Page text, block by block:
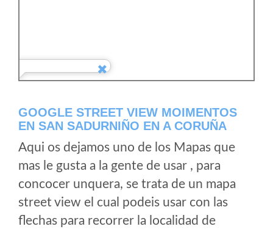
GOOGLE STREET VIEW MOIMENTOS
EN SAN SADURNIÑO EN A CORUÑA
Aqui os dejamos uno de los Mapas que
mas le gusta a la gente de usar , para
concocer unquera, se trata de un mapa
street view el cual podeis usar con las
flechas para recorrer la localidad de